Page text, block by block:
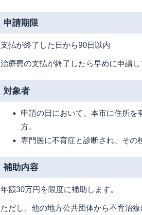
申請期限
支払が終了した日から90日以内
治療費の支払が終了したら早めに申請し
対象者
申請の日において、本市に住所を
方。
専門医に不育症と診断され、その
補助内容
年額30万円を限度に補助します。
ただし、他の地方公共団体から不育治